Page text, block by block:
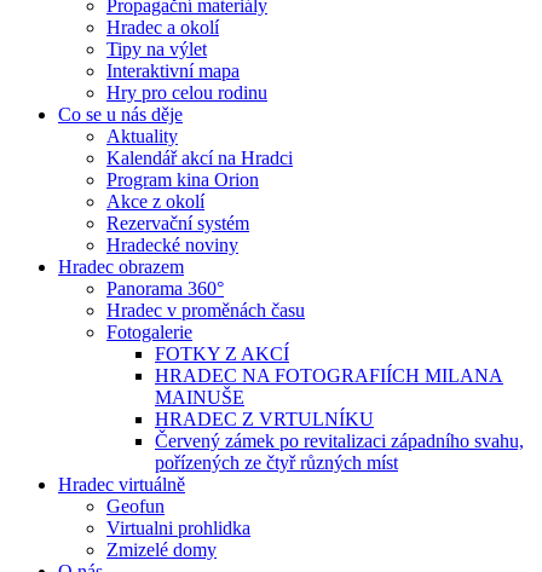
Propagační materiály
Hradec a okolí
Tipy na výlet
Interaktivní mapa
Hry pro celou rodinu
Co se u nás děje
Aktuality
Kalendář akcí na Hradci
Program kina Orion
Akce z okolí
Rezervační systém
Hradecké noviny
Hradec obrazem
Panorama 360°
Hradec v proměnách času
Fotogalerie
FOTKY Z AKCÍ
HRADEC NA FOTOGRAFIÍCH MILANA
MAINUŠE
HRADEC Z VRTULNÍKU
Červený zámek po revitalizaci západního svahu,
pořízených ze čtyř různých míst
Hradec virtuálně
Geofun
Virtualni prohlidka
Zmizelé domy